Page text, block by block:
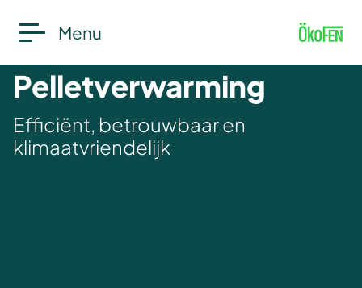
Menu
Pelletverwarming
Efficiënt, betrouwbaar en
klimaatvriendelijk